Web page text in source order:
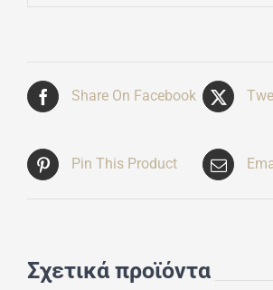
Share On Facebook
Pin This Product
Σχετικά προϊόντα